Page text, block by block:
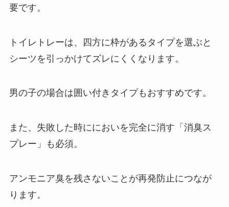
要です。
トイレトレーは、四方に枠があるタイプを選ぶと
シーツを引っかけてズレにくくなります。
男の子の場合は囲い付きタイプもおすすめです。
また、失敗した時ににおいを完全に消す「消臭ス
プレー」も必須。
アンモニア臭を残さないことが再発防止につなが
ります。